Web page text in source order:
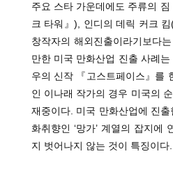
주요 스타 가운데에도 주류의
크 타워』), 인디의 데릭 커크
창작자의 해외진출이라기보다
만한 미국 만화산업 진출 사례
우의 신작 『고스트페이스』를
인 이나래 작가의 경우 미국의
재중이다. 미국 만화산업에 진
화취향인 ‘망가’ 계열의 잡지
지 벗어나지 않는 것이 특징이다.